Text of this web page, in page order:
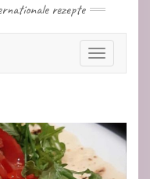
rezepte
Toggle